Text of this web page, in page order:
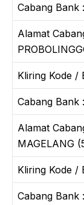
Cabang Bank
Alamat
Kliring Kode /
Cabang Bank
Alamat
MAGELANG
Kliring Kode /
Cabang Bank